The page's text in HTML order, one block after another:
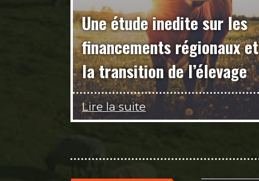
Une étude inedite sur les
financements régionaux et
la transition de l’élevage
Lire la suite